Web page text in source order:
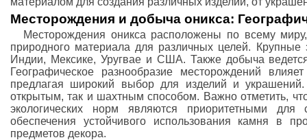
Месторождения и добыча оникса:
Месторождения оникса расположены по всему миру,
природного материала для различных целей.
Индии, Мексике, Уругвае и США. Также добыча
Географическое разнообразие месторождений
предлагая широкий выбор для изделий и
открытым, так и шахтным способом. Важно отметить,
экологических норм являются приоритетными
обеспечения устойчивого использования камня в
предметов декора.